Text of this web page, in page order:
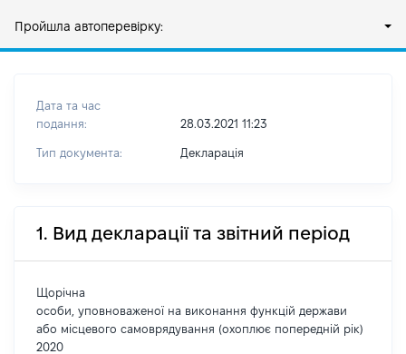
Пройшла автоперевірку:
Дата та час
подання:
28.03.2021 11:23
Тип документа: Декларація
1. Вид декларації та звітний період
Щорічна
особи, уповноваженої на виконання функцій держави
або місцевого самоврядування (охоплює попередній рік)
2020